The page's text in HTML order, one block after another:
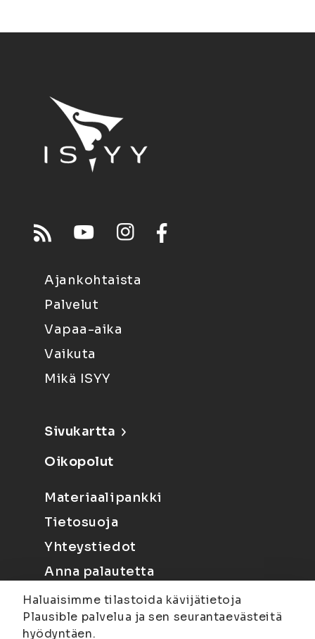
Ajankohtaista
Palvelut
Vapaa-aika
Vaikuta
Mikä ISYY
Sivukartta
Oikopolut
Materiaalipankki
Tietosuoja
Yhteystiedot
Anna palautetta
Haluaisimme tilastoida kävijätietoja
Plausible palvelua ja sen seurantaevästeitä
hyödyntäen.